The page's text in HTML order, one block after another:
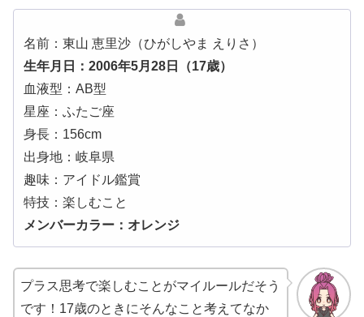
名前：東山 恵里沙（ひがしやま えりさ）
生年月日：2006年5月28日（17歳）
血液型：AB型
星座：ふたご座
身長：156cm
出身地：岐阜県
趣味：アイドル鑑賞
特技：楽しむこと
メンバーカラー：オレンジ
プラス思考で楽しむことがマイルールだそう
です！17歳のときにそんなこと考えてなか